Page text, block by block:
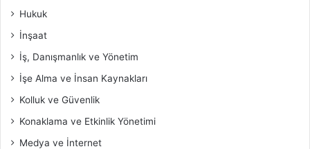
Hukuk
İnşaat
İş, Danışmanlık ve Yönetim
İşe Alma ve İnsan Kaynakları
Kolluk ve Güvenlik
Konaklama ve Etkinlik Yönetimi
Medya ve İnternet